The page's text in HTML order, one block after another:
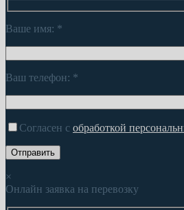
Ваше имя: *
Ваш телефон: *
Согласен с обработкой
×
Онлайн заявка на перевозку